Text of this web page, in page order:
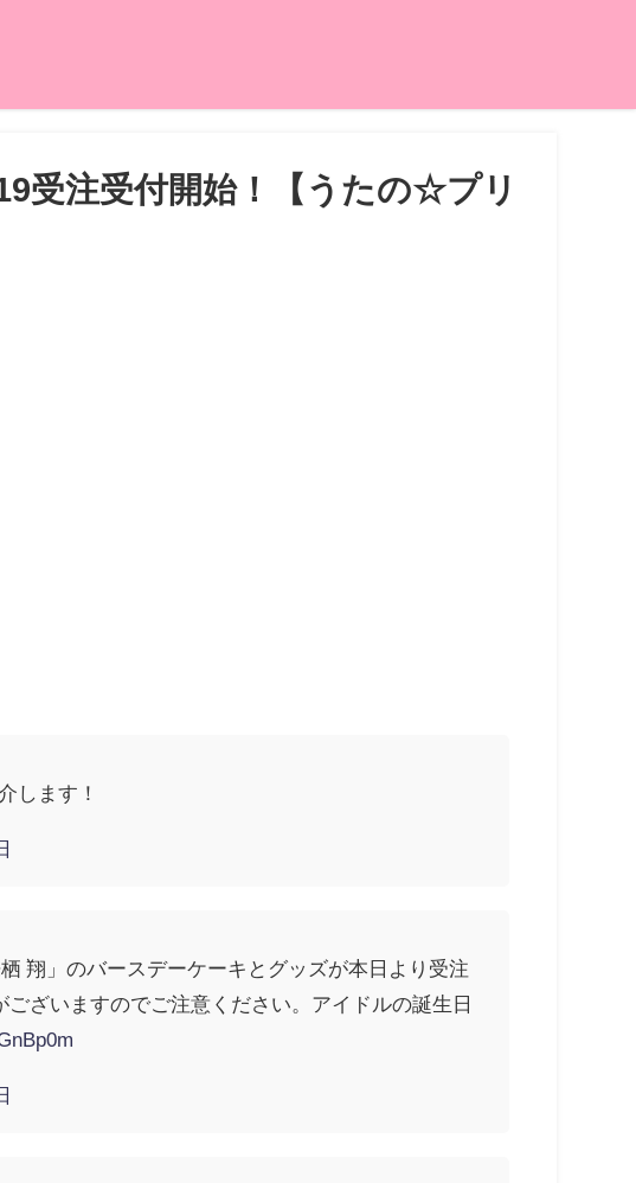
受注受付開始！【うたの☆プリ
します！
翔」のバースデーケーキとグッズが本日より受注
ざいますのでご注意ください。アイドルの誕生日